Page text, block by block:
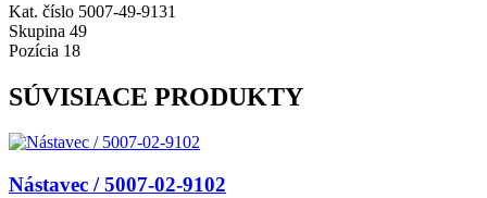
Kat. číslo 5007-49-9131
Skupina 49
Pozícia 18
SÚVISIACE PRODUKTY
Nástavec / 5007-02-9102